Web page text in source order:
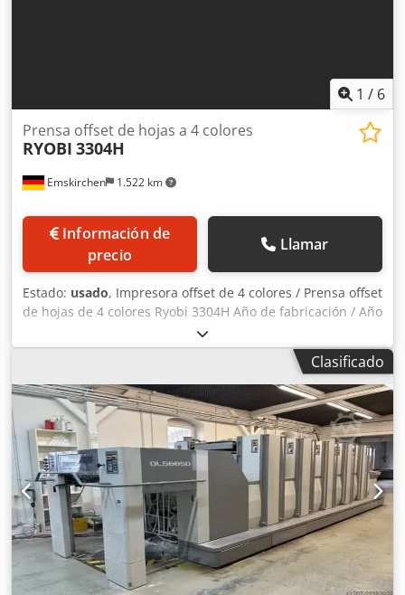
1 / 6
Emskirchen 1.522 km
Prensa offset de hojas a 4 colores
RYOBI 3304H
Información de
precio
Llamar
Estado: usado, Impresora offset de 4 colores / Prensa offset
de hojas de 4 colores Ryobi 3304H Año de fabricación / Año
1999 - N.º de serie 1532 Tamaño máx. Tamaño 340 x 460
mm Sistema de amortiguación VARN Compac Csdswab
Ayepfx Abyerf Panel de control / Consola para tinta y
registro PCS-F Lavadora automática de rodillos y mantillas
Cilindros cromados Spray de polvo / spray de potencia
Compresor Inspección de video en línea por WhatsApp -
MS Zoom - Telegram En stock Emskirchen/Nuremberg -
Disponible de inmediato - Se puede probar
Clasificado